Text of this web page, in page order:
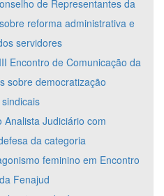
de Representantes da
reforma administrativa e
servidores
Encontro de Comunicação da
sobre democratização
Analista Judiciário com
da categoria
feminino em Encontro
Fenajud